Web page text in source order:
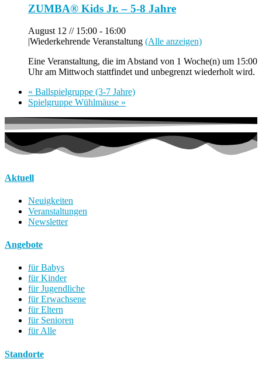
ZUMBA® Kids Jr. – 5-8 Jahre
August 12 // 15:00 - 16:00
|Wiederkehrende Veranstaltung (Alle anzeigen)
Eine Veranstaltung, die im Abstand von 1 Woche(n) um 15:00
Uhr am Mittwoch stattfindet und unbegrenzt wiederholt wird.
« Ballspielgruppe (3-7 Jahre)
Spielgruppe Wühlmäuse »
Aktuell
Neuigkeiten
Veranstaltungen
Newsletter
Angebote
für Babys
für Kinder
für Jugendliche
für Erwachsene
für Eltern
für Senioren
für Alle
Standorte